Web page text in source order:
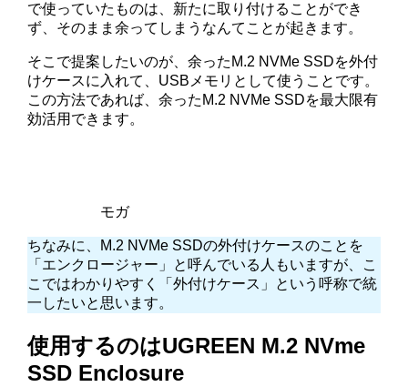
で使っていたものは、新たに取り付けることができ
ず、そのまま余ってしまうなんてことが起きます。
そこで提案したいのが、余ったM.2 NVMe SSDを外付
けケースに入れて、USBメモリとして使うことです。
この方法であれば、余ったM.2 NVMe SSDを最大限有
効活用できます。
モガ
ちなみに、M.2 NVMe SSDの外付けケースのことを
「エンクロージャー」と呼んでいる人もいますが、こ
こではわかりやすく「外付けケース」という呼称で統
一したいと思います。
使用するのはUGREEN M.2 NVme
SSD Enclosure